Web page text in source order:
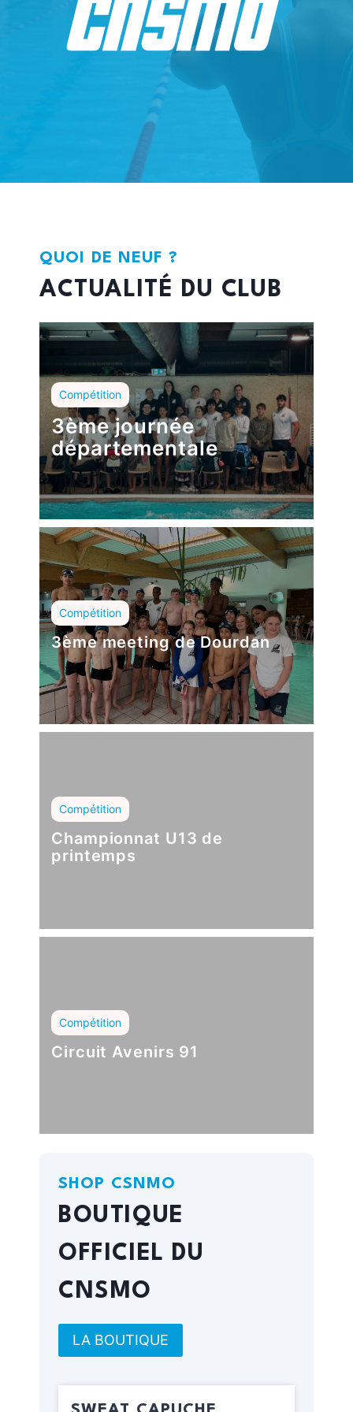
QUOI DE NEUF ?
ACTUALITÉ DU CLUB
Compétition
3ème journée
départementale
Compétition
3ème meeting de Dourdan
Compétition
Championnat U13 de
printemps
Compétition
Circuit Avenirs 91
SHOP CSNMO
BOUTIQUE
OFFICIEL DU
CNSMO
LA BOUTIQUE